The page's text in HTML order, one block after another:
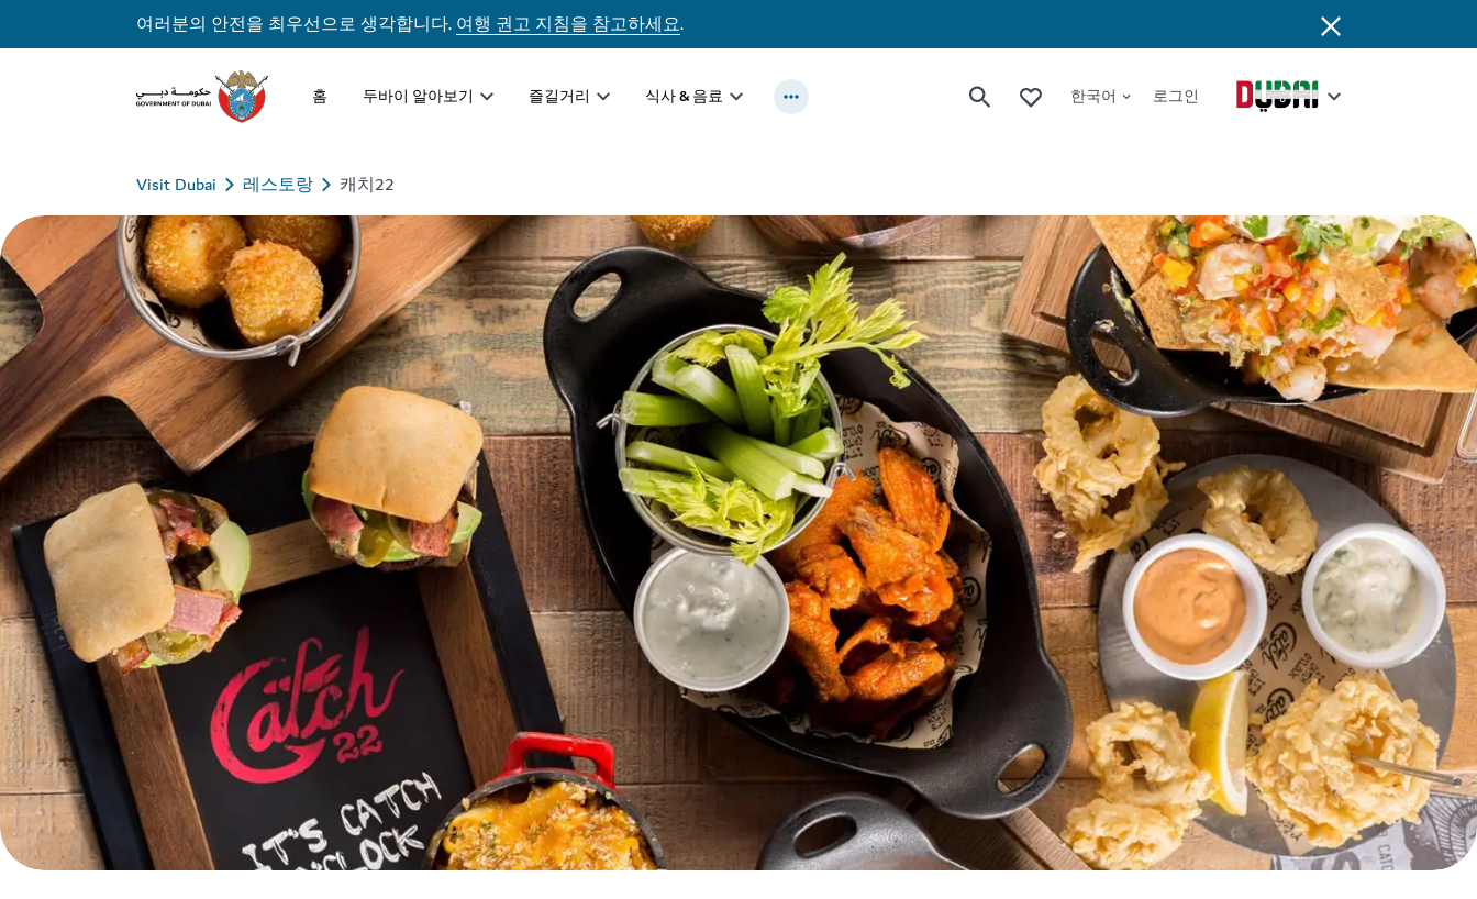
여러분의 안전을 최우선으로 생각합니다.여행 권고 지침을 참고하세요.
홈 두바이 알아보기 즐길거리 식사 & 음료 한국어 로그인
Visit Dubai 레스토랑 캐치22